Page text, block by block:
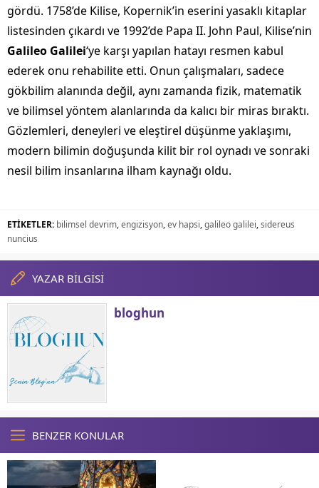
gördü. 1758’de Kilise, Kopernik’in eserini yasaklı kitaplar
listesinden çıkardı ve 1992’de Papa II. John Paul, Kilise’nin
Galileo Galilei‘ye karşı yapılan hatayı resmen kabul
ederek onu rehabilite etti. Onun çalışmaları, sadece
gökbilim alanında değil, aynı zamanda fizik, matematik
ve bilimsel yöntem alanlarında da kalıcı bir miras bıraktı.
Gözlemleri, deneyleri ve eleştirel düşünme yaklaşımı,
modern bilimin doğuşunda kilit bir rol oynadı ve sonraki
nesil bilim insanlarına ilham kaynağı oldu.
ETİKETLER: bilimsel devrim,engizisyon,ev hapsi,galileo galilei,sidereus
nuncius
YAZAR BİLGİSİ
bloghun
BENZER KONULAR